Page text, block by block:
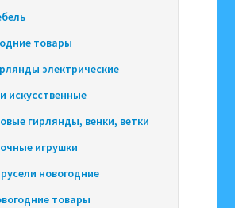
товары
электрические
искусственные
гирлянды, венки, ветки
игрушки
новогодние
товары